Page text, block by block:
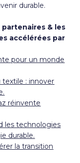
durable.
& les
accélérées par
pour un monde
textile : innover
réinvente
les technologies
durable.
la transition